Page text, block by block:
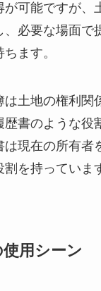
が可能ですが、
必要な場面で
ます。
は土地の権利関
歴書のような役
は現在の所有者
を持っていま
用シーン